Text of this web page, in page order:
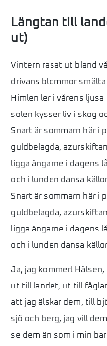
Längtan till
ut)
Vintern rasat ut bland
drivans blommor
Himlen ler i vårens ljusa
solen kysser liv i skog
Snart är sommarn här i
guldbelagda,
ligga ängarne i dagens
och i lunden dansa
Snart är sommarn här i
guldbelagda,
ligga ängarne i dagens
och i lunden dansa
Ja, jag kommer! Hälsen,
ut till landet, ut till
att jag älskar dem, till
sjö och berg, jag vill
se dem än som i min